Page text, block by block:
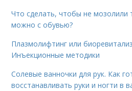
Что сделать, чтобы не мозолили
можно с обувью?
Плазмолифтинг или
Инъекционные методики
Солевые ванночки для рук. Как
восстанавливать руки и ногти в